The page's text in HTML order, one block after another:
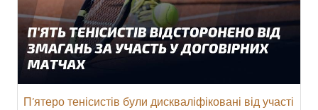
П’ятеро тенісистів були дискваліфіковані від участі